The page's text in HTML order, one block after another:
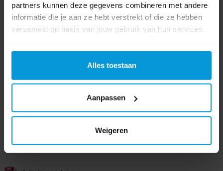
partners kunnen deze gegevens combineren met andere
informatie die je aan ze hebt verstrekt of die ze hebben
verzameld op basis van jouw gebruik van hun services.
Alles toestaan
Aanpassen
Weigeren
accu
Geluidsniveau
4,1 - 5,3 kg
Rugstofzuiger (12), Makita (34), vc008gz (1)
Bestanden